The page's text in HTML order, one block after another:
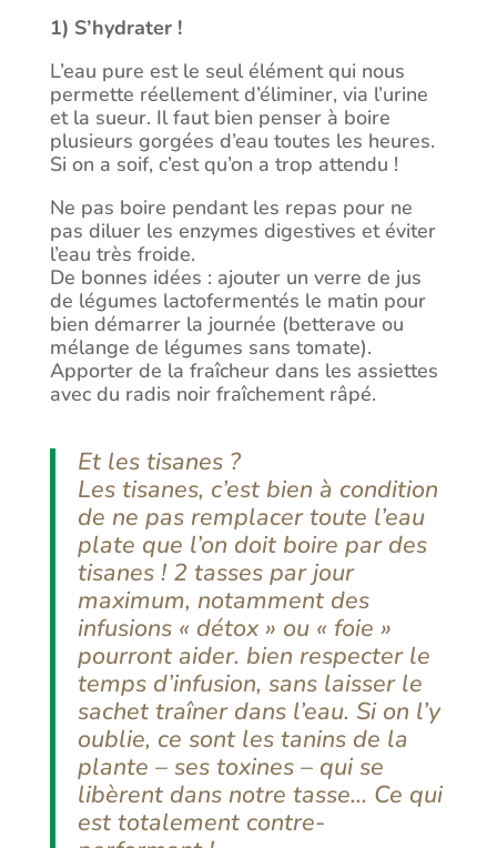
1) S’hydrater !
L’eau pure est le seul élément qui nous
permette réellement d’éliminer, via l’urine
et la sueur. Il faut bien penser à boire
plusieurs gorgées d’eau toutes les heures.
Si on a soif, c’est qu’on a trop attendu !
Ne pas boire pendant les repas pour ne
pas diluer les enzymes digestives et éviter
l’eau très froide.
De bonnes idées : ajouter un verre de jus
de légumes lactofermentés le matin pour
bien démarrer la journée (betterave ou
mélange de légumes sans tomate).
Apporter de la fraîcheur dans les assiettes
avec du radis noir fraîchement râpé.
Et les tisanes ?
Les tisanes, c’est bien à condition
de ne pas remplacer toute l’eau
plate que l’on doit boire par des
tisanes ! 2 tasses par jour
maximum, notamment des
infusions « détox » ou « foie »
pourront aider. bien respecter le
temps d’infusion, sans laisser le
sachet traîner dans l’eau. Si on l’y
oublie, ce sont les tanins de la
plante – ses toxines – qui se
libèrent dans notre tasse… Ce qui
est totalement contre-